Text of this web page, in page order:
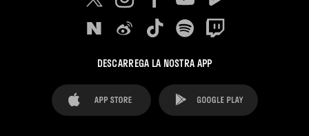
DESCARREGA LA NOSTRA APP